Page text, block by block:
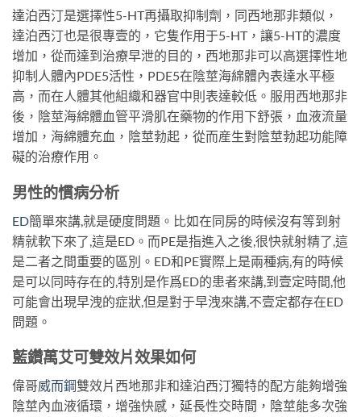
達泊西汀是選擇性5-HT再攝取抑制劑，同西地那非類似，
達泊西汀也是很專壹的，它隻作用于5-HT，讓5-HT的濃度
增加，從而達到治療早泄的目的，西地那非可以高選擇性地
抑制人體內PDE5活性，PDE5在陰莖海綿體內表達水平極
高，而在人體其他組織和器官中則表達較低。服用西地那非
後，陰莖海綿體血管平滑肌在藥物的作用下舒張，血液流量
增加，海綿體充血，陰莖勃起，從而産生對陰莖勃起功能障
礙的治療作用。
男性的慣病分析
ED簡單來講,就是硬度問題。比如在同房的時候沒有等到射
精就軟下來了,這是ED。而PE是指進入之後,很快就射精了,這
是二者之間重要的區別。ED和PE實際上是兩種病,有的時候
是可以同時存在的,特別是作爲ED的患者來講,到壹定時間,他
可能會出現早洩的症狀,但是對于早洩來講,不壹定都存在ED
問題。
藍鑽萬艾可雙效片效果如何
偉哥威而鋼雙效片西地那非和達泊西汀獨特的配方能夠增強
陰莖內血液循環，增強快感，延長性交時間，陰莖能多次強